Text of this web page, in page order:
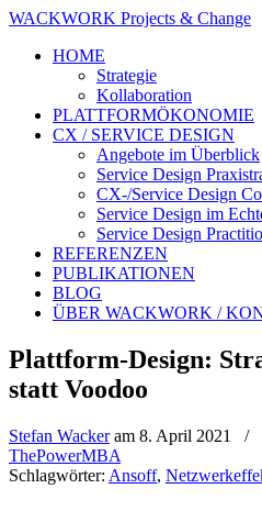
WACKWORK Projects & Change
HOME
Strategie
Kollaboration
PLATTFORMÖKONOMIE
CX / SERVICE DESIGN
Angebote im Überblick
Service Design
CX-/Service Design
Service Design im
Service Design
REFERENZEN
PUBLIKATIONEN
BLOG
ÜBER WACKWORK /
Plattform-Design:
statt Voodoo
Stefan Wackeram 8. April 2021 /
ThePowerMBA
Schlagwörter: Ansoff,